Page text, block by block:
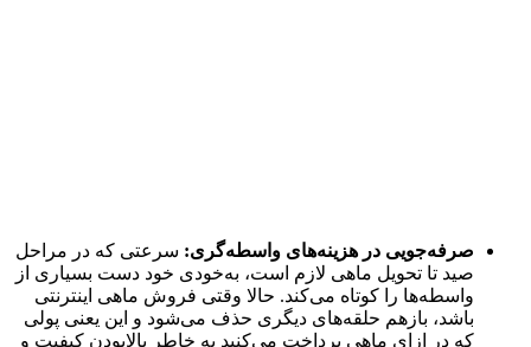
صرفه‌جویی در هزینه‌های واسطه‌گری: سرعتی که در مراحل
صید تا تحویل ماهی لازم است، به‌خودی خود دست بسیاری از
واسطه‌ها را کوتاه می‌کند. حالا وقتی فروش ماهی اینترنتی
باشد، بازهم حلقه‌های دیگری حذف می‌شود و این یعنی پولی
که در ازای ماهی پرداخت می‌کنید به خاطر بالابودن کیفیت و